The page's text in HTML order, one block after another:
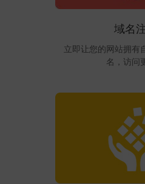
域名
立即让您的网站拥有
名，访问